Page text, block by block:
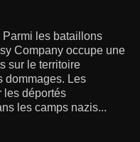
Parmi les bataillons
Company occupe une
sur le territoire
dommages. Les
les déportés
les camps nazis...